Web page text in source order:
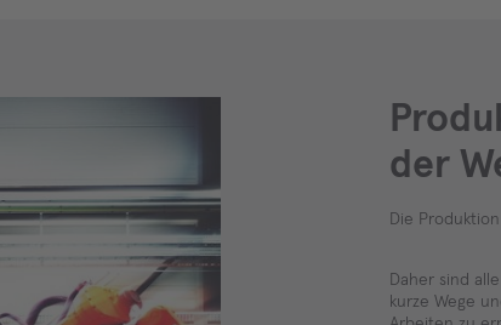
der
Die
Daher sind
kurze Wege